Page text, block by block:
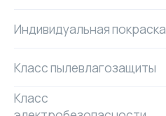
Индивидуальная покраска
Класс пылевлагозащиты
Класс